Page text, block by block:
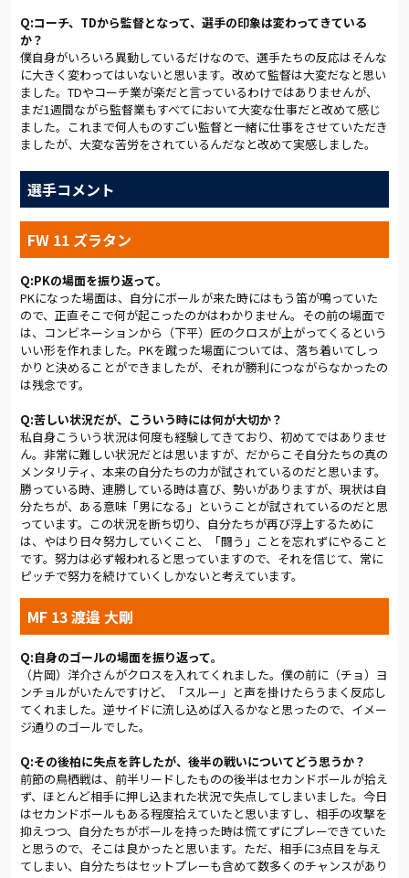
にポジションを上げ、巧みなフェイントから中央へラストパ
ス。ゴール前でチョ ヨンチョルがスルーして、渡邉がサイドネ
ットを揺らした。「洋介さんがいいボールをくれて、ヨンチョ
ルがスルーという声を聞いてくれた。あとは逆サイドに流し込
めば入ると思った。イメージどおりのゴール」（渡邉）だ。
2点のビハインドを追いついたアルディージャは、その後も積極
的に前へ出た。「同点に追いついてからも守るのではなく、勝
ちを目指した。粘り強く戦い、決定的なチャンスを作ることも
できた」と振り返ったのはズラタンだ。ところが柏も引き下が
らない。65分、田中の強烈なシュートは北野が弾いたが、こぼ
れ球を澤に押し込まれた。
前へ前へと突き進んだ。75分にはカウンターを仕掛け、左サイ
ドを駆け上がったズラタンのボールに青木が詰める。わずかに
合わなかったものの、3点目への期待が高まる場面だった。ベン
チも「リスクを負って」積極的な交代策を見せる。金澤に代えて
ニールを投入。最終ラインを片岡、菊地、ニール、下平の4人と
し、高橋をボランチに上げて青木と並べた。同時に前線に長谷
川を起用し、パワープレーで圧力を高める。80分過ぎには相手
GKを襲うノヴァコヴィッチの惜しいFKがあり、ゴールライン上
でクリアされた片岡の左足シュートもあった。しかし、ゴール
には届かない。4分のアディショナルタイム、セットプレーでポ
ジションを上げたニールのヘディングシュートはクロスバーに
嫌われた。
アルディージャは最後までゴールを奪いにいったが、結果を残す
ことはできなかった。勝点獲得まであと一歩に迫りながら、連
敗は「7」に伸びた。しかし、泥沼という言葉は使いたくない。
まだまだ改善する時間はあるし、選手たちからは前向きな言葉
も聞かれた。渡邉は「チームとしての一体感を少しずつ取り戻
せている」と気丈に語り、「全員がもう少し落ち着いて、しっか
りパスをつないでいけば問題ない」と語ったのは下平だ。新加
入の二ールも「最後はいいリズムで戦うことができた」と分析
している。次節、アウェイの川崎F戦は4日後に迫っている。小
倉監督の下、メンバー全員が一つになり、失いつつある自信を
取り戻す戦いが見られると信じたい。
Q:コーチ、TDから監督となって、選手の印象は変わってきている
か？
僕自身がいろいろ異動しているだけなので、選手たちの反応はそんな
に大きく変わってはいないと思います。改めて監督は大変だなと思い
ました。TDやコーチ業が楽だと言っているわけではありませんが、
まだ1週間ながら監督業もすべてにおいて大変な仕事だと改めて感じ
ました。これまで何人ものすごい監督と一緒に仕事をさせていただき
ましたが、大変な苦労をされているんだなと改めて実感しました。
選手コメント
FW 11 ズラタン
Q:PKの場面を振り返って。
PKになった場面は、自分にボールが来た時にはもう笛が鳴っていた
ので、正直そこで何が起こったのかはわかりません。その前の場面で
は、コンビネーションから（下平）匠のクロスが上がってくるという
いい形を作れました。PKを蹴った場面については、落ち着いてしっ
かりと決めることができましたが、それが勝利につながらなかったの
は残念です。
Q:苦しい状況だが、こういう時には何が大切か？
私自身こういう状況は何度も経験してきており、初めてではありませ
ん。非常に難しい状況だとは思いますが、だからこそ自分たちの真の
メンタリティ、本来の自分たちの力が試されているのだと思います。
勝っている時、連勝している時は喜び、勢いがありますが、現状は自
分たちが、ある意味「男になる」ということが試されているのだと思
っています。この状況を断ち切り、自分たちが再び浮上するために
は、やはり日々努力していくこと、「闘う」ことを忘れずにやること
です。努力は必ず報われると思っていますので、それを信じて、常に
ピッチで努力を続けていくしかないと考えています。
MF 13 渡邉 大剛
Q:自身のゴールの場面を振り返って。
（片岡）洋介さんがクロスを入れてくれました。僕の前に（チョ）ヨ
ンチョルがいたんですけど、「スルー」と声を掛けたらうまく反応し
てくれました。逆サイドに流し込めば入るかなと思ったので、イメー
ジ通りのゴールでした。
Q:その後柏に失点を許したが、後半の戦いについてどう思うか？
前節の鳥栖戦は、前半リードしたものの後半はセカンドボールが拾え
ず、ほとんど相手に押し込まれた状況で失点してしまいました。今日
はセカンドボールもある程度拾えていたと思いますし、相手の攻撃を
抑えつつ、自分たちがボールを持った時は慌てずにプレーできていた
と思うので、そこは良かったと思います。ただ、相手に3点目を与え
てしまい、自分たちはセットプレーも含めて数多くのチャンスがあり